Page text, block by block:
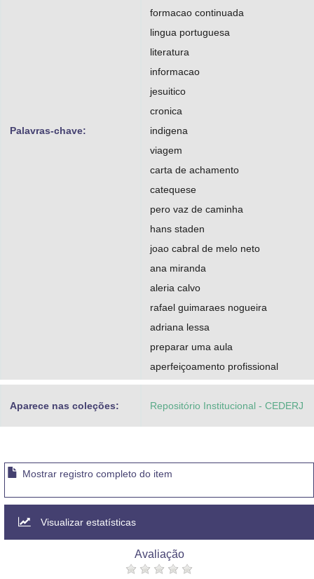
Palavras-chave:
formacao continuada
lingua portuguesa
literatura
informacao
jesuitico
cronica
indigena
viagem
carta de achamento
catequese
pero vaz de caminha
hans staden
joao cabral de melo neto
ana miranda
aleria calvo
rafael guimaraes nogueira
adriana lessa
preparar uma aula
aperfeiçoamento profissional
Aparece nas coleções: Repositório Institucional - CEDERJ
Mostrar registro completo do item
Visualizar estatísticas
Avaliação